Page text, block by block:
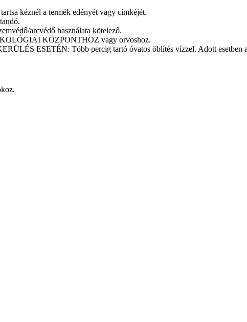
kéznél a termék edényét vagy címkéjét.
arcvédő használata kötelező.
KÖZPONTHOZ vagy orvoshoz.
ESETÉN: Több percig tartó óvatos öblítés vízzel. Adott esetben